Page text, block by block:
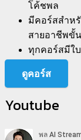
โค้ชพล
มีคอร์สสำห
สายอาชีพขั้
ทุกคอร์สมีใ
ดูคอร์ส
Youtube